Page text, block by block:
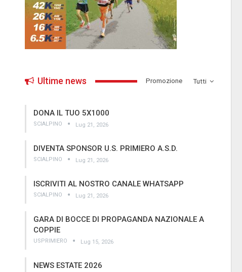
Tutti
Ultime news ­Promozione
DONA IL TUO 5X1000
SCIALPINO Lug 21, 2026
DIVENTA SPONSOR U.S. PRIMIERO A.S.D.
SCIALPINO Lug 21, 2026
ISCRIVITI AL NOSTRO CANALE WHATSAPP
SCIALPINO Lug 21, 2026
GARA DI BOCCE DI PROPAGANDA NAZIONALE A
COPPIE
USPRIMIERO Lug 15, 2026
NEWS ESTATE 2026